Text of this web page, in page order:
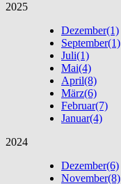
2025
Dezember(1)
September(1)
Juli(1)
Mai(4)
April(8)
März(6)
Februar(7)
Januar(4)
2024
Dezember(6)
November(8)